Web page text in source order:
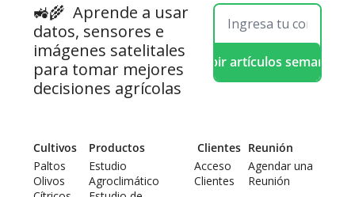
🚜🌾 Aprende a usar
datos, sensores e
imágenes satelitales
para tomar mejores
decisiones agrícolas
Recibir artículos semanales
Cultivos
Paltos
Olivos
Productos
Estudio
Agroclimático
Clientes
Acceso
Clientes
Reunión
Agendar una
Reunión